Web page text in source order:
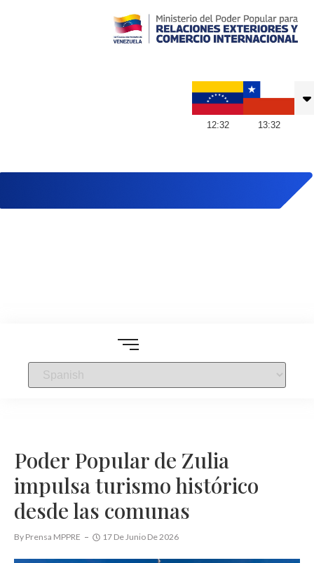
12:32 13:32
Poder Popular de Zulia
impulsa turismo histórico
desde las comunas
By Prensa MPPRE 17 De Junio De 2026